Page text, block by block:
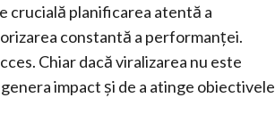
crucială planificarea atentă a
constantă a performanței.
Chiar dacă viralizarea nu este
impact și de a atinge obiectivele